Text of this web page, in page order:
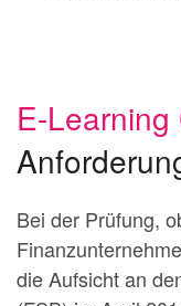
E-
Bei der Prüfung,
die Aufsicht an